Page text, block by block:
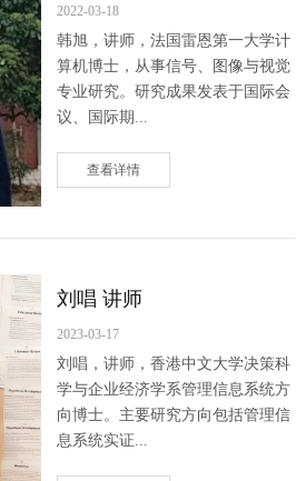
2022-03-18
韩旭，讲师，法国雷恩第一大学计
算机博士，从事信号、图像与视觉
专业研究。研究成果发表于国际会
议、国际期...
查看详情
​刘唱 讲师
2023-03-17
刘唱，讲师，香港中文大学决策科
学与企业经济学系管理信息系统方
向博士。主要研究方向包括管理信
息系统实证...